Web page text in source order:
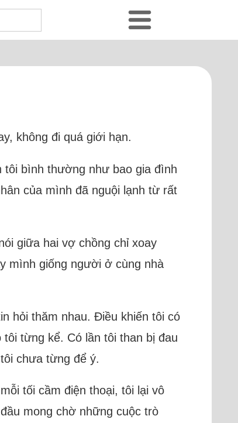
không đi quá giới hạn.
tôi bình thường như bao gia đình
của mình đã nguội lạnh từ rất
giữa hai vợ chồng chỉ xoay
mình giống người ở cùng nhà
hỏi thăm nhau. Điều khiến tôi có
từng kể. Có lần tôi than bị đau
chưa từng để ý.
tối cầm điện thoại, tôi lại vô
mong chờ những cuộc trò